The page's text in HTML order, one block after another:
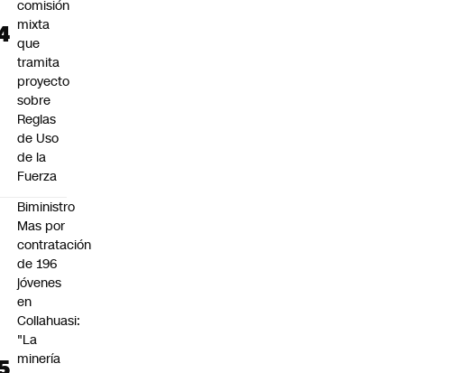
comisión
mixta
que
tramita
proyecto
sobre
Reglas
de Uso
de la
Fuerza
Biministro
Mas por
contratación
de 196
jóvenes
en
Collahuasi:
"La
minería